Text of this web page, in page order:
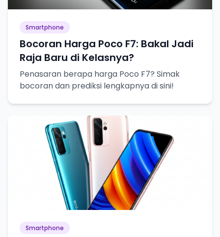
Smartphone
Bocoran Harga Poco F7: Bakal Jadi
Raja Baru di Kelasnya?
Penasaran berapa harga Poco F7? Simak
bocoran dan prediksi lengkapnya di sini!
Smartphone